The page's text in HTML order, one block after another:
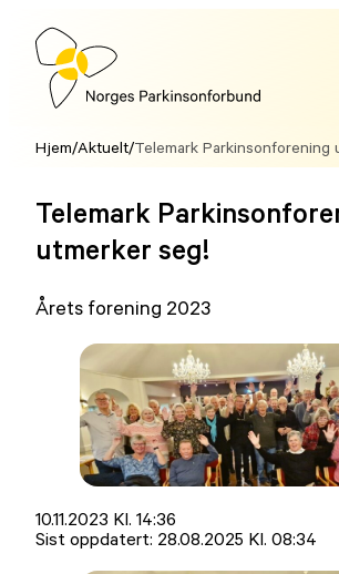
Hopp
innholdNorges
Hjem/Aktuelt/Telemark Parkinsonforening
Telemark
utmerker seg!
Årets forening 2023
Lagt
ut
10.11.2023 Kl. 14:36
Sist oppdatert: 28.08.2025 Kl. 08:34